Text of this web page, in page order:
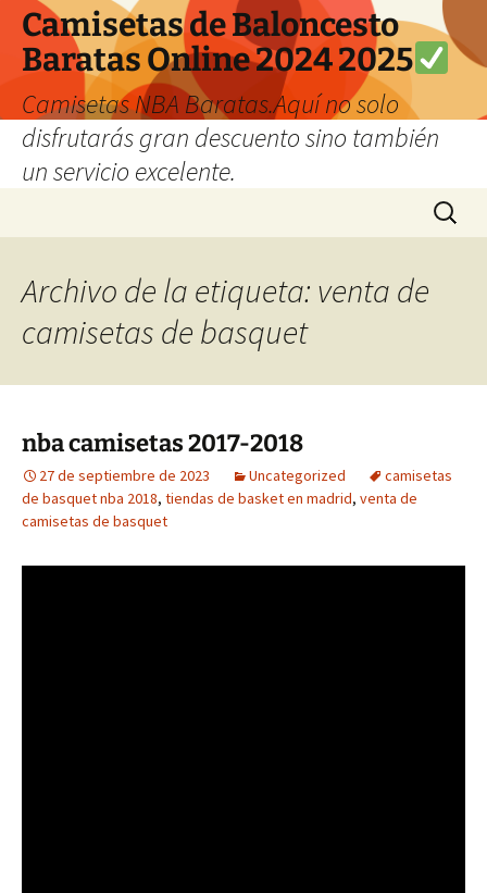
Camisetas de Baloncesto
Baratas Online 2024 2025
Camisetas NBA Baratas.Aquí no solo
disfrutarás gran descuento sino también
un servicio excelente.
Buscar:
Archivo de la etiqueta: venta de
camisetas de basquet
nba camisetas 2017-2018
27 de septiembre de 2023 Uncategorized
camisetas
de basquet nba 2018, tiendas de basket en madrid, venta de
camisetas de basquet